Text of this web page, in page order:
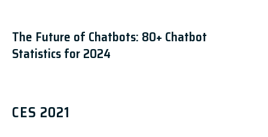
The Future of Chatbots: 80+ Chatbot
Statistics for 2024
CES 2021